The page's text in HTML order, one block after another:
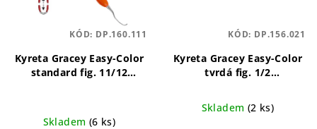
Kyreta Gracey Easy-Color
standard fig. 11/12
Skladem (6 ks)
KÓD: DP.160.111
Kyreta Gracey Easy-Color
tvrdá fig. 1/2
Skladem (2 ks)
KÓD: DP.156.021